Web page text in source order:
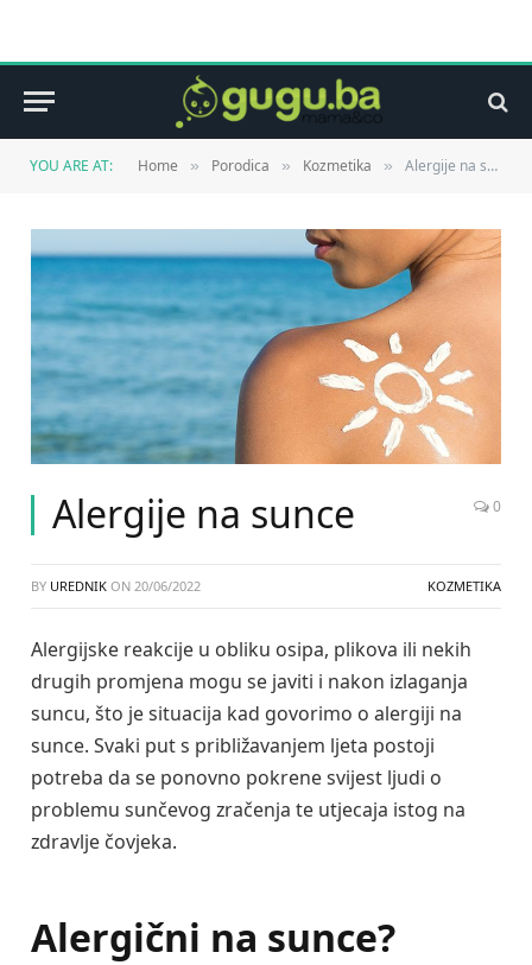
YOU ARE AT: Home » Porodica » Kozmetika » Alergije na sunce
Alergije na sunce 0
BY UREDNIK ON 20/06/2022 KOZMETIKA
Alergijske reakcije u obliku osipa, plikova ili nekih
drugih promjena mogu se javiti i nakon izlaganja
suncu, što je situacija kad govorimo o alergiji na
sunce. Svaki put s približavanjem ljeta postoji
potreba da se ponovno pokrene svijest ljudi o
problemu sunčevog zračenja te utjecaja istog na
zdravlje čovjeka.
Alergični na sunce?